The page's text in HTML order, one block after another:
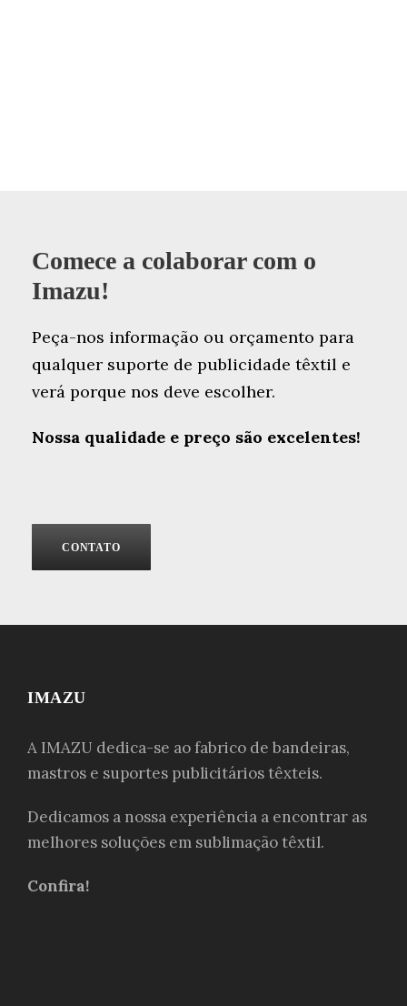
Comece a colaborar com o
Imazu!
Peça-nos informação ou orçamento para
qualquer suporte de publicidade têxtil e
verá porque nos deve escolher.
Nossa qualidade e preço são excelentes!
CONTATO
IMAZU
A IMAZU dedica-se ao fabrico de bandeiras,
mastros e suportes publicitários têxteis.
Dedicamos a nossa experiência a encontrar as
melhores soluções em sublimação têxtil.
Confira!